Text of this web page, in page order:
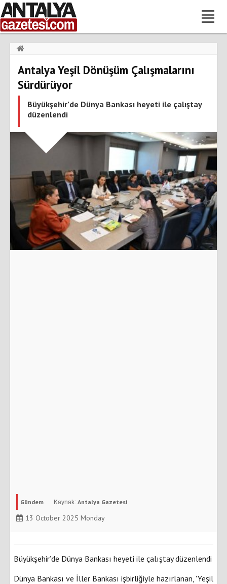
Antalya Yeşil Dönüşüm Çalışmalarını Sürdürüyor
Antalya Yeşil Dönüşüm Çalışmalarını
Sürdürüyor
Büyükşehir’de Dünya Bankası heyeti ile çalıştay
düzenlendi
Gündem Antalya Gazetesi
13 October 2025 Monday
Büyükşehir’de Dünya Bankası heyeti ile çalıştay düzenlendi
Dünya Bankası ve İller Bankası işbirliğiyle hazırlanan, 'Yeşil